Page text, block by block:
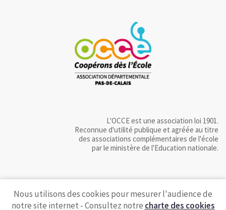
L'OCCE est une association loi 1901.
Reconnue d'utilité publique et agréée au titre
des associations complémentaires de l'école
par le ministère de l'Education nationale.
Nous utilisons des cookies pour mesurer l'audience de
notre site internet - Consultez notre charte des cookies